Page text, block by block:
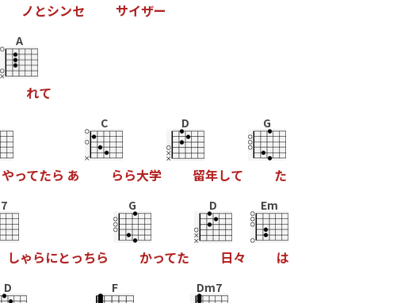
ノ とシンセ サイザー
A
れて
やってたら あ
C
らら大学
D
留年して
G
た
しゃらにとっちら
G
かってた
D
日々
Em
は
D F Dm7